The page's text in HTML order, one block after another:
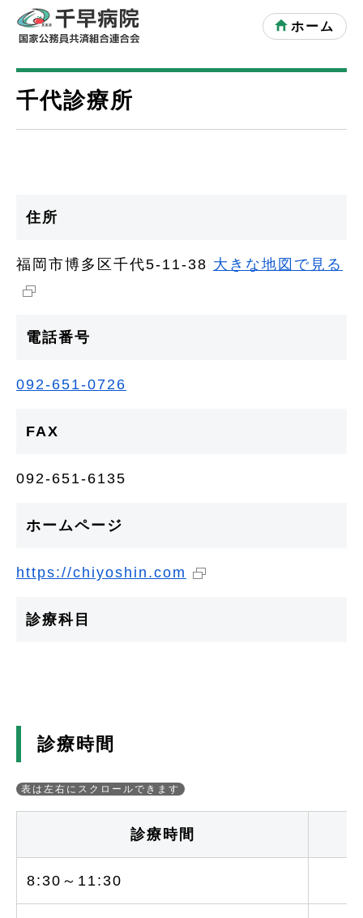
ホーム
千代診療所
住所
福岡市博多区千代5-11-38 大きな地図で見る
電話番号
092-651-0726
FAX
092-651-6135
ホームページ
https://chiyoshin.com
診療科目
診療時間
診療時間
8:30～11:30